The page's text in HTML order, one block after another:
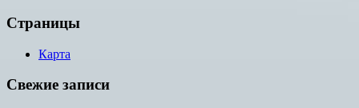
Страницы
Карта
Свежие записи